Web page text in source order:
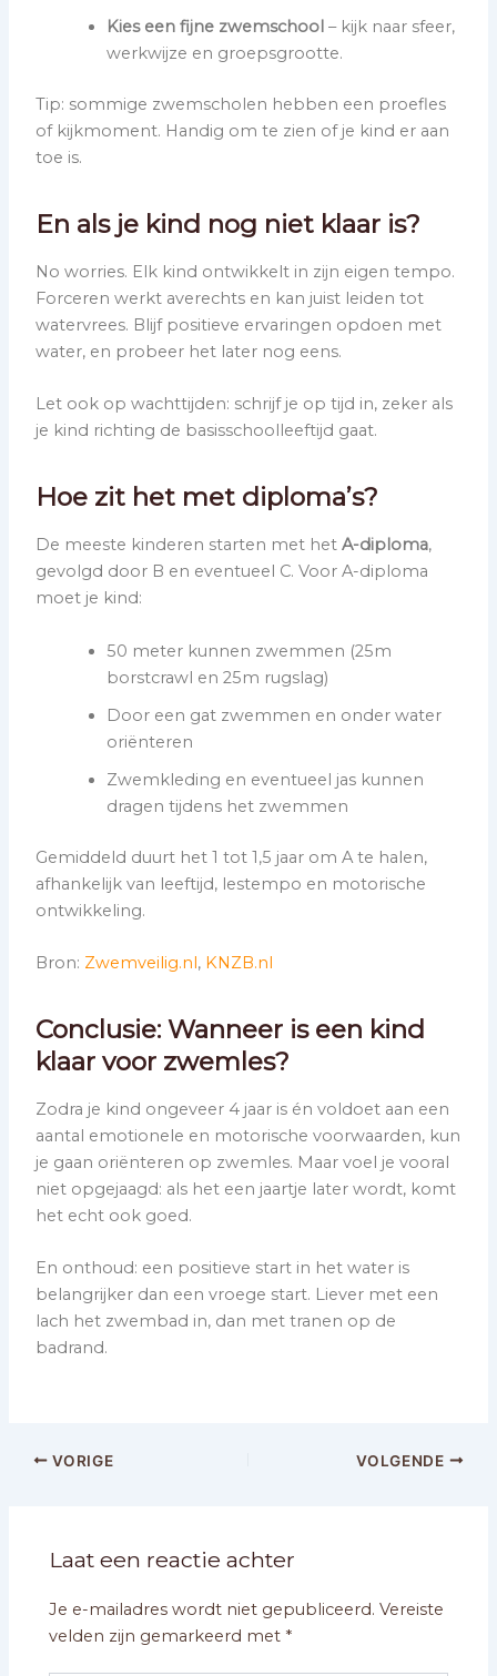
Kies een fijne zwemschool – kijk naar sfeer,
werkwijze en groepsgrootte.
Tip: sommige zwemscholen hebben een proefles
of kijkmoment. Handig om te zien of je kind er aan
toe is.
En als je kind nog niet klaar is?
No worries. Elk kind ontwikkelt in zijn eigen tempo.
Forceren werkt averechts en kan juist leiden tot
watervrees. Blijf positieve ervaringen opdoen met
water, en probeer het later nog eens.
Let ook op wachttijden: schrijf je op tijd in, zeker als
je kind richting de basisschoolleeftijd gaat.
Hoe zit het met diploma’s?
De meeste kinderen starten met hetA-diploma,
gevolgd door B en eventueel C. Voor A-diploma
moet je kind:
50 meter kunnen zwemmen (25m
borstcrawl en 25m rugslag)
Door een gat zwemmen en onder water
oriënteren
Zwemkleding en eventueel jas kunnen
dragen tijdens het zwemmen
Gemiddeld duurt het 1 tot 1,5 jaar om A te halen,
afhankelijk van leeftijd, lestempo en motorische
ontwikkeling.
Bron: Zwemveilig.nl, KNZB.nl
Conclusie: Wanneer is een kind
klaar voor zwemles?
Zodra je kind ongeveer 4 jaar is én voldoet aan een
aantal emotionele en motorische voorwaarden, kun
je gaan oriënteren op zwemles. Maar voel je vooral
niet opgejaagd: als het een jaartje later wordt, komt
het echt ook goed.
En onthoud: een positieve start in het water is
belangrijker dan een vroege start. Liever met een
lach het zwembad in, dan met tranen op de
badrand.
VORIGE VOLGENDE
Laat een reactie achter
Je e-mailadres wordt niet gepubliceerd. Vereiste
velden zijn gemarkeerd met *